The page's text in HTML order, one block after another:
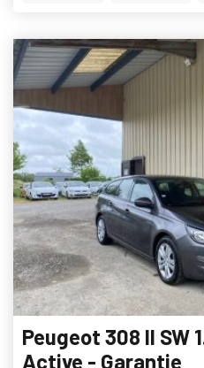
Peugeot 308 II SW
Active - Garantie